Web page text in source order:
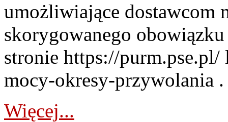
umożliwiające dostawcom
skorygowanego
stronie https://
mocy-okresy-przywolania
Więcej...